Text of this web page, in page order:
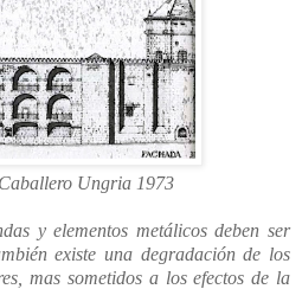
Ungria 1973
y elementos metálicos deben ser
existe una degradación de los
mas sometidos a los efectos de la